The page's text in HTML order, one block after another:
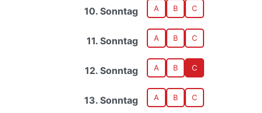
10. Sonntag A B C
11. Sonntag A B C
12. Sonntag A B C
13. Sonntag A B C